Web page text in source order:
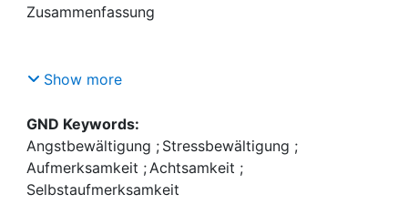
Studien untersuchen die Zusammenhänge von
Bedrohung, Angst und Stress sowie von
Angstbewältigung mit Achtsamkeit, Akzeptanz,
Selbstmitgefühl und Erlebensvermeidung. In der
Show more
GND Keywords:
Angstbewältigung ; Stressbewältigung ;
Aufmerksamkeit ; Achtsamkeit ;
Selbstaufmerksamkeit